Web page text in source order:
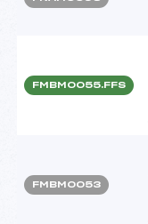
FMBM0055.FFS
FMBM0053